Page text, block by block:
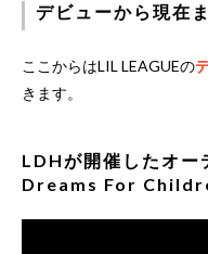
デビューから現在
ここからはLIL LEAGUEの
きます。
LDHが開催したオ
Dreams For